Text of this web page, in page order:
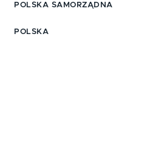
POLSKA SAMORZĄDNA
POLSKA